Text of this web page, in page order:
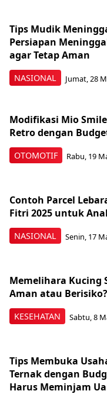
NASIONAL
Tips Mudik
Persiapan
agar Tetap Aman
Jumat, 28
OTOMOTIF
Modifikasi Mio
Retro dengan
Rabu, 19
NASIONAL
Contoh Parcel
Fitri 2025 untuk
Senin, 17
KESEHATAN
Memelihara Kucing
Aman atau Berisiko?
Sabtu, 8
Tips Membuka
Ternak dengan
Harus Meminjam